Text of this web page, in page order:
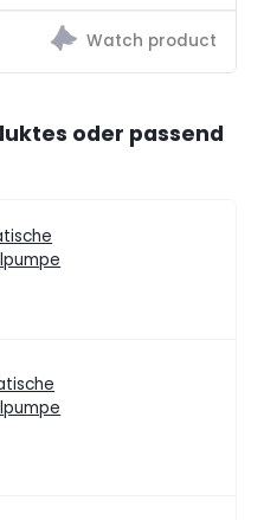
oder passend